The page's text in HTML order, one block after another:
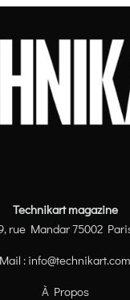
Technikart magazine
rue Mandar 75002
Mail : info@technikart.com
À Propos